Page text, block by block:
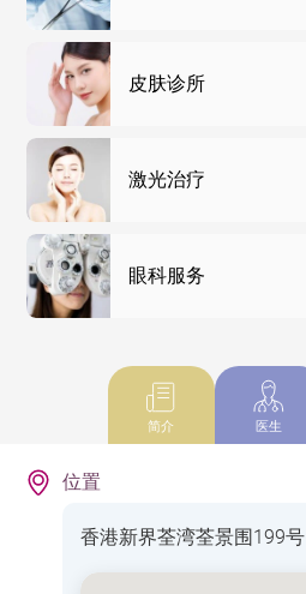
皮肤诊所
激光治疗
眼科服务
简介 医生
位置
香港新界荃湾荃景围199号